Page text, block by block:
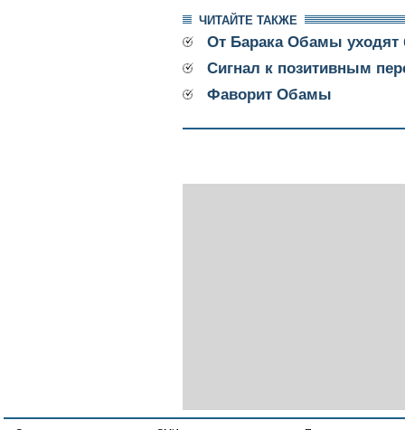
ЧИТАЙТЕ ТАКЖЕ
От Барака Обамы уходят
Сигнал к позитивным
Фаворит Обамы